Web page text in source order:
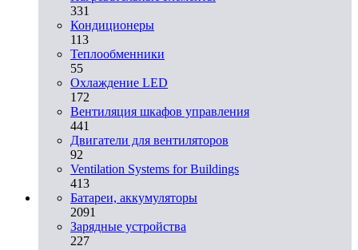
331
Кондиционеры
113
Теплообменники
55
Охлаждение LED
172
Вентиляция шкафов управления
441
Двигатели для вентиляторов
92
Ventilation Systems for Buildings
413
Батареи, аккумуляторы
2091
Зарядные устройства
227